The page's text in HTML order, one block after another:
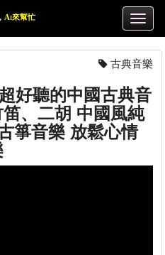
Ai來幫忙
古典音樂
好聽的中國古典音
、二胡 中國風純
箏音樂 放鬆心情